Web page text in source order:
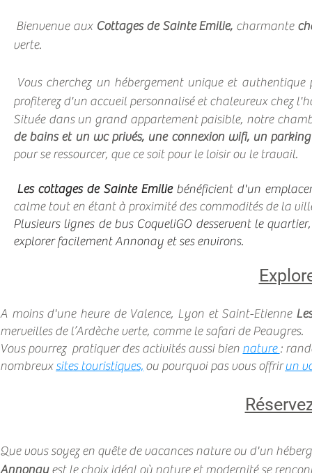
Bienvenue aux Cottages de Sainte Emilie, charmante
verte.
Vous cherchez un hébergement unique et
profiterez d'un accueil personnalisé et chaleureux chez
Située dans un grand appartement paisible, notre
de bains et un wc privés, une connexion wifi, un
pour se ressourcer, que ce soit pour le loisir ou le travail.
Les cottages de Sainte Emilie bénéficient d'un
calme tout en étant à proximité descommodités de la
Plusieurs lignesde bus CoqueliGO desservent le
explorer facilement Annonay et ses environs.
A moins d'une heure de Valence, Lyon et Saint-Etienne
merveilles de l’Ardèche verte, comme le safari de Peaugres.
Vous pourrez pratiquer des activités aussi bien nature:
nombreuxsites touristiques, ou pourquoi pas vous offrirun
Que vous soyez en quête de vacances nature ou d'un
Annonayest le choix idéal où nature et modernité se